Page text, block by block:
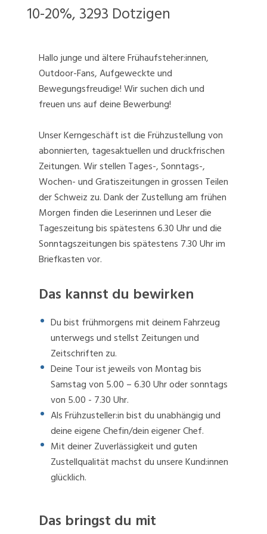
10-20%, 3293 Dotzigen
Hallo junge und ältere Frühaufsteher:innen,
Outdoor-Fans, Aufgeweckte und
Bewegungsfreudige! Wir suchen dich und
freuen uns auf deine Bewerbung!
Unser Kerngeschäft ist die Frühzustellung von
abonnierten, tagesaktuellen und druckfrischen
Zeitungen. Wir stellen Tages-, Sonntags-,
Wochen- und Gratiszeitungen in grossen Teilen
der Schweiz zu. Dank der Zustellung am frühen
Morgen finden die Leserinnen und Leser die
Tageszeitung bis spätestens 6.30 Uhr und die
Sonntagszeitungen bis spätestens 7.30 Uhr im
Briefkasten vor.
Das kannst du bewirken
Du bist frühmorgens mit deinem Fahrzeug
unterwegs und stellst Zeitungen und
Zeitschriften zu.
Deine Tour ist jeweils von Montag bis
Samstag von 5.00 – 6.30 Uhr oder sonntags
von 5.00 - 7.30 Uhr.
Als Frühzusteller:in bist du unabhängig und
deine eigene Chefin/dein eigener Chef.
Mit deiner Zuverlässigkeit und guten
Zustellqualität machst du unsere Kund:innen
glücklich.
Das bringst du mit